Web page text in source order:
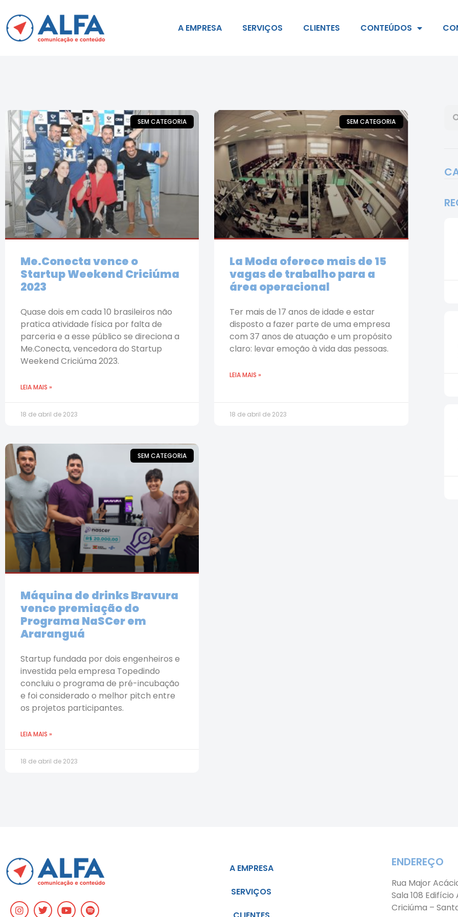
A EMPRESA SERVIÇOS CLIENTES CONTEÚDOS
SEM CATEGORIA
Me.Conecta vence o
Startup Weekend Criciúma
2023
Quase dois em cada 10 brasileiros não
pratica atividade física por falta de
parceria e a esse público se direciona a
Me.Conecta, vencedora do Startup
Weekend Criciúma 2023.
LEIA MAIS »
18 de abril de 2023
SEM CATEGORIA
La Moda oferece mais de 15
vagas de trabalho para a
área operacional
Ter mais de 17 anos de idade e estar
disposto a fazer parte de uma empresa
com 37 anos de atuação e um propósito
claro: levar emoção à vida das pessoas.
LEIA MAIS »
18 de abril de 2023
SEM CATEGORIA
Máquina de drinks Bravura
vence premiação do
Programa NaSCer em
Araranguá
Startup fundada por dois engenheiros e
investida pela empresa Topedindo
concluiu o programa de pré-incubação
e foi considerado o melhor pitch entre
os projetos participantes.
LEIA MAIS »
18 de abril de 2023
A EMPRESA
SERVIÇOS
ENDEREÇO
Rua Major
Sala 108
Criciúma –